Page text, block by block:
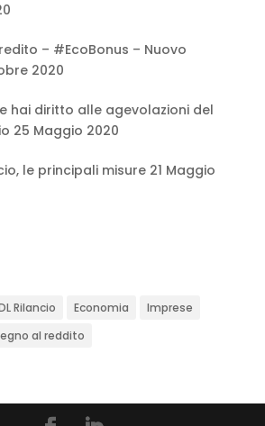
– #EcoBonus – Nuovo
2020
hai diritto alle agevolazioni del
25 Maggio 2020
le principali misure 21 Maggio
Rilancio Economia
Imprese
al reddito